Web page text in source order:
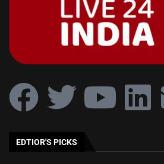
EDTIOR'S PICKS